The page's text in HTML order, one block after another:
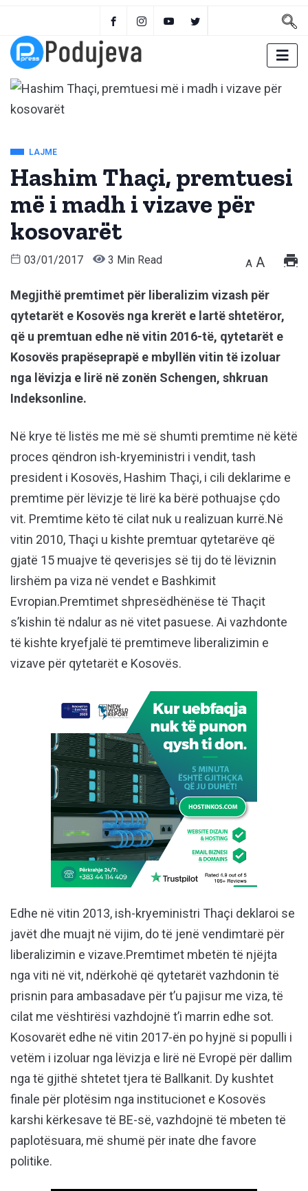
LAJME
Hashim Thaçi, premtuesi
më i madh i vizave për
kosovarët
03/01/2017 3 Min Read A A
Megjithë premtimet për liberalizim vizash për
qytetarët e Kosovës nga krerët e lartë shtetëror,
që u premtuan edhe në vitin 2016-të, qytetarët e
Kosovës prapëseprapë e mbyllën vitin të izoluar
nga lëvizja e lirë në zonën Schengen, shkruan
Indeksonline.
Në krye të listës me më së shumti premtime në këtë
proces qëndron ish-kryeministri i vendit, tash
president i Kosovës, Hashim Thaçi, i cili deklarime e
premtime për lëvizje të lirë ka bërë pothuajse çdo
vit. Premtime këto të cilat nuk u realizuan kurrë.Në
vitin 2010, Thaçi u kishte premtuar qytetarëve që
gjatë 15 muajve të qeverisjes së tij do të lëviznin
lirshëm pa viza në vendet e Bashkimit
Evropian.Premtimet shpresëdhënëse të Thaçit
s’kishin të ndalur as në vitet pasuese. Ai vazhdonte
të kishte kryefjalë të premtimeve liberalizimin e
vizave për qytetarët e Kosovës.
Edhe në vitin 2013, ish-kryeministri Thaçi deklaroi se
javët dhe muajt në vijim, do të jenë vendimtarë për
liberalizimin e vizave.Premtimet mbetën të njëjta
nga viti në vit, ndërkohë që qytetarët vazhdonin të
prisnin para ambasadave për t’u pajisur me viza, të
cilat me vështirësi vazhdojnë t’i marrin edhe sot.
Kosovarët edhe në vitin 2017-ën po hyjnë si populli i
vetëm i izoluar nga lëvizja e lirë në Evropë për dallim
nga të gjithë shtetet tjera të Ballkanit. Dy kushtet
finale për plotësim nga institucionet e Kosovës
karshi kërkesave të BE-së, vazhdojnë të mbeten të
paplotësuara, më shumë për inate dhe favore
politike.